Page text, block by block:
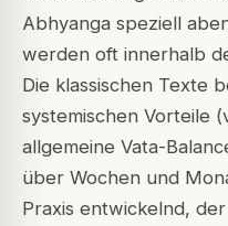
Abhyanga speziell
werden oft innerhalb
Die klassischen Texte
systemischen Vorteile
allgemeine Vata-
über Wochen und
Praxis entwickelnd,